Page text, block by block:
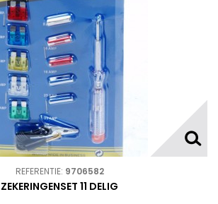
REFERENTIE: 9706582
ZEKERINGENSET 11 DELIG